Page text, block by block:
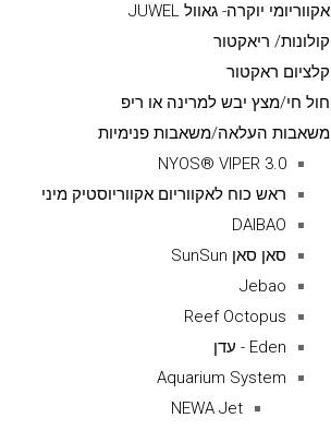
אקווריומי יוקרה- גאוול JUWEL
קולונות/ ריאקטור
קלציום ראקטור
חול חי/מצץ יבש למרינה או ריפ
משאבות העלאה/משאבות פנימיות
NYOS® VIPER 3.0
ראש כוח לאקווריום אקווריוסטיק מיני
DAIBAO
סאן סאן SunSun
Jebao
Reef Octopus
Eden - עדן
Aquarium System
NEWA Jet